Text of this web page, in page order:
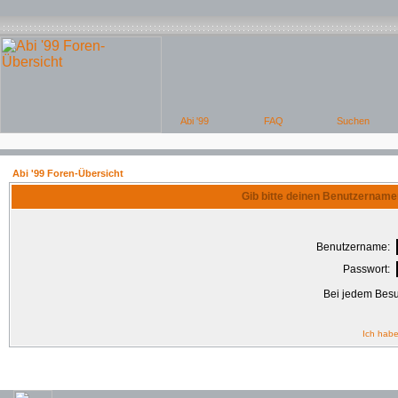
Abi '99 Foren-Übersicht
Gib bitte deinen
Benutzername:
Passwort:
Bei jedem
Ich